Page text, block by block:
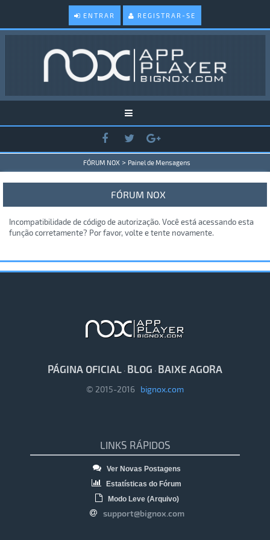
ENTRAR REGISTRAR-SE
FÓRUM NOX > Painel de Mensagens
FÓRUM NOX
Incompatibilidade de código de autorização. Você está acessando esta
função corretamente? Por favor, volte e tente novamente.
PÁGINA OFICIAL · BLOG · BAIXE AGORA
© 2015-2016 bignox.com
LINKS RÁPIDOS
Ver Novas Postagens
Estatísticas do Fórum
Modo Leve (Arquivo)
support@bignox.com